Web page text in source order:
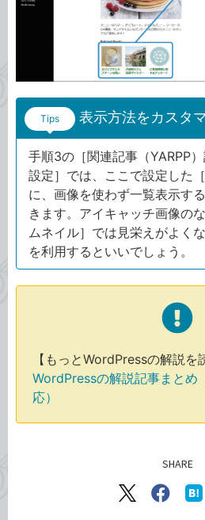
Tips 表示方法をカスタ
手順3の［関連記事（YARPP
設定］では、ここで設定した
に、画像を使わず一覧表示す
きます。アイキャッチ画像の
ムネイル］では見栄えがよく
を利用するといいでしょう。
【もっとWordPressの解説を
WordPressの解説記事まとめ
応）
SHARE
X（旧